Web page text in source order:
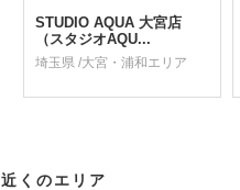
STUDIO AQUA 大宮店
（スタジオAQU...
埼玉県 /大宮・浦和エリア
近くのエリア